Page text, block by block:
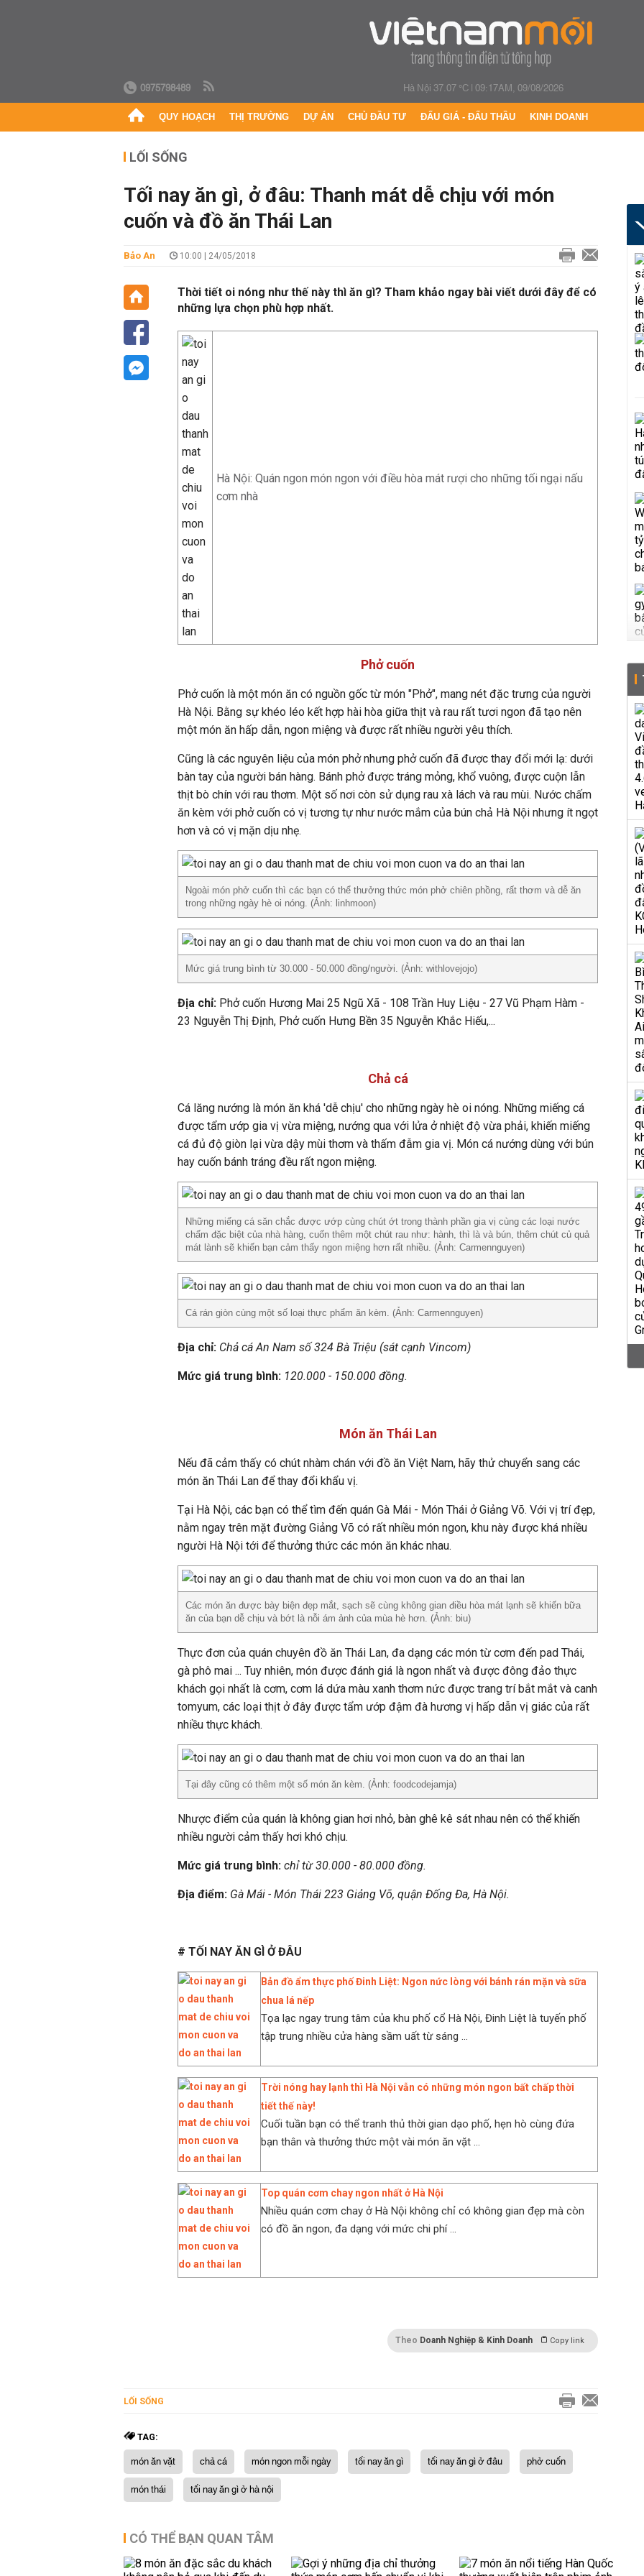
0975798489 Hà Nội 37.07 °C|09:17AM, 09/08/2026
QUY HOẠCH THỊ TRƯỜNG DỰ ÁN CHỦ ĐẦU TƯ ĐẤU GIÁ - ĐẤU THẦU KINH DOANH
LỐI SỐNG
Tối nay ăn gì, ở đâu: Thanh mát dễ chịu với món
cuốn và đồ ăn Thái Lan
Bảo An 10:00 | 24/05/2018
Thời tiết oi nóng như thế này thì ăn gì? Tham khảo ngay bài viết dưới đây để có
những lựa chọn phù hợp nhất.
Hà Nội: Quán ngon món ngon với điều hòa mát rượi cho những tối ngại nấu
cơm nhà
Phở cuốn
Phở cuốn là một món ăn có nguồn gốc từ món "Phở", mang nét đặc trưng của người
Hà Nội. Bằng sự khéo léo kết hợp hài hòa giữa thịt và rau rất tươi ngon đã tạo nên
một món ăn hấp dẫn, ngon miệng và được rất nhiều người yêu thích.
Cũng là các nguyên liệu của món phở nhưng phở cuốn đã được thay đổi mới lạ: dưới
bàn tay của người bán hàng. Bánh phở được tráng mỏng, khổ vuông, được cuộn lẫn
thịt bò chín với rau thơm. Một số nơi còn sử dụng rau xà lách và rau mùi. Nước chấm
ăn kèm với phở cuốn có vị tương tự như nước mắm của bún chả Hà Nội nhưng ít ngọt
hơn và có vị mặn dịu nhẹ.
Ngoài món phở cuốn thì các bạn có thể thưởng thức món phở chiên phồng, rất thơm và dễ ăn
trong những ngày hè oi nóng. (Ảnh: linhmoon)
Mức giá trung bình từ 30.000 - 50.000 đồng/người. (Ảnh: withlovejojo)
Địa chỉ: Phở cuốn Hương Mai 25 Ngũ Xã - 108 Trần Huy Liệu - 27 Vũ Phạm Hàm -
23 Nguyễn Thị Định, Phở cuốn Hưng Bền 35 Nguyễn Khắc Hiếu,...
Chả cá
Cá lăng nướng là món ăn khá 'dễ chịu' cho những ngày hè oi nóng. Những miếng cá
được tẩm ướp gia vị vừa miệng, nướng qua với lửa ở nhiệt độ vừa phải, khiến miếng
cá đủ độ giòn lại vừa dậy mùi thơm và thấm đẫm gia vị. Món cá nướng dùng với bún
hay cuốn bánh tráng đều rất ngon miệng.
Những miếng cá săn chắc được ướp cùng chút ớt trong thành phần gia vị cùng các loại nước
chấm đặc biệt của nhà hàng, cuốn thêm một chút rau như: hành, thì là và bún, thêm chút củ quả
mát lành sẽ khiến bạn cảm thấy ngon miệng hơn rất nhiều. (Ảnh: Carmennguyen)
Cá rán giòn cùng một số loại thực phẩm ăn kèm. (Ảnh: Carmennguyen)
Địa chỉ: Chả cá An Nam số 324 Bà Triệu (sát cạnh Vincom)
Mức giá trung bình: 120.000 - 150.000 đồng.
Món ăn Thái Lan
Nếu đã cảm thấy có chút nhàm chán với đồ ăn Việt Nam, hãy thử chuyển sang các
món ăn Thái Lan để thay đổi khẩu vị.
Tại Hà Nội, các bạn có thể tìm đến quán Gà Mái - Món Thái ở Giảng Võ. Với vị trí đẹp,
nằm ngay trên mặt đường Giảng Võ có rất nhiều món ngon, khu này được khá nhiều
người Hà Nội tới để thưởng thức các món ăn khác nhau.
Các món ăn được bày biện đẹp mắt, sạch sẽ cùng không gian điều hòa mát lạnh sẽ khiến bữa
ăn của bạn dễ chịu và bớt là nỗi ám ảnh của mùa hè hơn. (Ảnh: biu)
Thực đơn của quán chuyên đồ ăn Thái Lan, đa dạng các món từ cơm đến pad Thái,
gà phô mai ... Tuy nhiên, món được đánh giá là ngon nhất và được đông đảo thực
khách gọi nhất là cơm, cơm lá dứa màu xanh thơm nức được trang trí bắt mắt và canh
tomyum, các loại thịt ở đây được tẩm ướp đậm đà hương vị hấp dẫn vị giác của rất
nhiều thực khách.
Tại đây cũng có thêm một số món ăn kèm. (Ảnh: foodcodejamja)
Nhược điểm của quán là không gian hơi nhỏ, bàn ghê kê sát nhau nên có thể khiến
nhiều người cảm thấy hơi khó chịu.
Mức giá trung bình: chỉ từ 30.000 - 80.000 đồng.
Địa điểm: Gà Mái - Món Thái 223 Giảng Võ, quận Đống Đa, Hà Nội.
# TỐI NAY ĂN GÌ Ở ĐÂU
Bản đồ ẩm thực phố Đinh Liệt: Ngon nức lòng với bánh rán mặn và sữa
chua lá nếp
Tọa lạc ngay trung tâm của khu phố cổ Hà Nội, Đinh Liệt là tuyến phố
tập trung nhiều cửa hàng sầm uất từ sáng ...
Trời nóng hay lạnh thì Hà Nội vẫn có những món ngon bất chấp thời
tiết thế này!
Cuối tuần bạn có thể tranh thủ thời gian dạo phố, hẹn hò cùng đứa
bạn thân và thưởng thức một vài món ăn vặt ...
Top quán cơm chay ngon nhất ở Hà Nội
Nhiều quán cơm chay ở Hà Nội không chỉ có không gian đẹp mà còn
có đồ ăn ngon, đa dạng với mức chi phí ...
Theo Doanh Nghiệp & Kinh Doanh Copy link
LỐI SỐNG
TAG:
món ăn vặt chả cá món ngon mỗi ngày tối nay ăn gì tối nay ăn gì ở đâu
phở cuốn
món thái
tối nay ăn gì ở hà nội
CÓ THỂ BẠN QUAN TÂM